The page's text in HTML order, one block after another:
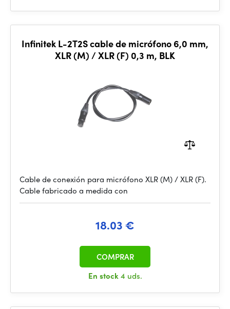
Infinitek L-2T2S cable de micrófono 6,0 mm,
XLR (M) / XLR (F) 0,3 m, BLK
Cable de conexión para micrófono XLR (M) / XLR (F).
Cable fabricado a medida con
18.03 €
En stock4 uds.
COMPRAR